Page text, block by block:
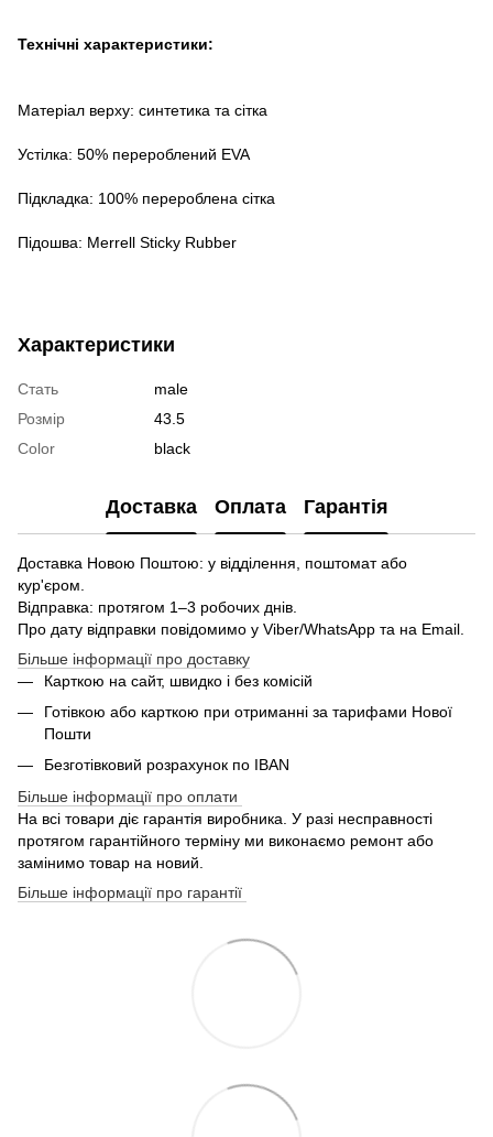
Технічні характеристики:
Матеріал верху: синтетика та сітка
Устілка: 50% перероблений EVA
Підкладка: 100% перероблена сітка
Підошва: Merrell Sticky Rubber
Характеристики
Стать
male
Розмір
43.5
Color
black
Доставка Оплата Гарантія
Доставка Новою Поштою: у відділення, поштомат або
кур'єром.
Відправка: протягом 1–3 робочих днів.
Про дату відправки повідомимо у Viber/WhatsApp та на Email.
Більше інформації про доставку
Карткою на сайт, швидко і без комісій
Готівкою або карткою при отриманні за тарифами Нової
Пошти
Безготівковий розрахунок по IBAN
Більше інформації про оплати
На всі товари діє гарантія виробника. У разі несправності
протягом гарантійного терміну ми виконаємо ремонт або
замінимо товар на новий.
Більше інформації про гарантії